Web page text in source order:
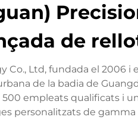
de
Co., Ltd, fundada el 2006
de la badia de
empleats qualificats i
personalitzats de